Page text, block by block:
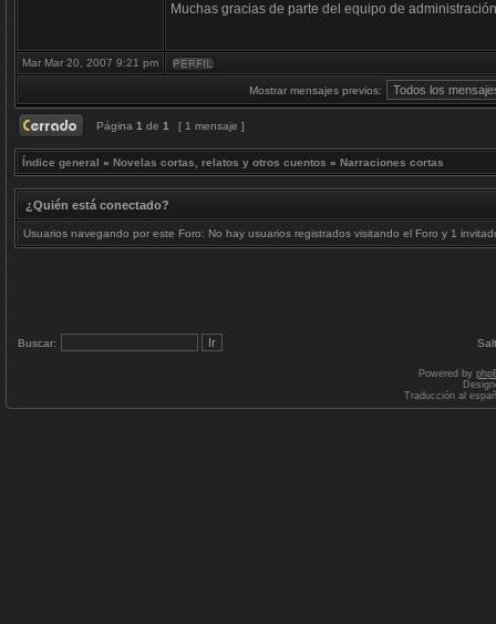
Muchas gracias de parte del equipo de
Mar Mar 20, 2007 9:21 pm
Mostrar mensajes previos:
Página 1 de 1 [ 1 mensaje ]
Índice general » Novelas cortas, relatos y otros cuentos » Narraciones cortas
¿Quién está conectado?
Usuarios navegando por este Foro: No hay usuarios registrados visitando el Foro y 1
Buscar:
Powered by
Traducción al